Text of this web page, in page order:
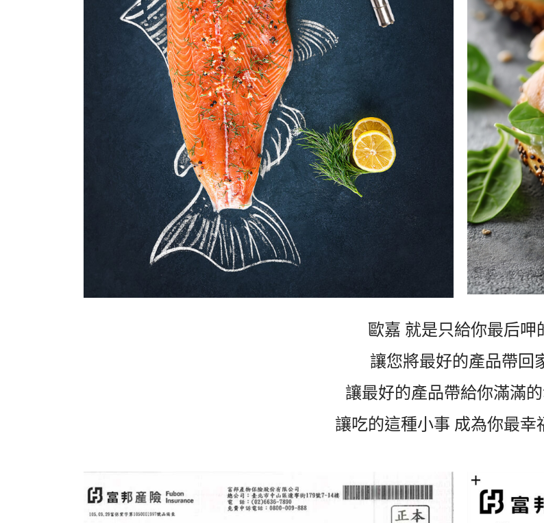
歐嘉 就是只給你最后呷
讓您將最好的產品帶回
讓最好的產品帶給你滿滿
讓吃的這種小事 成為你最幸